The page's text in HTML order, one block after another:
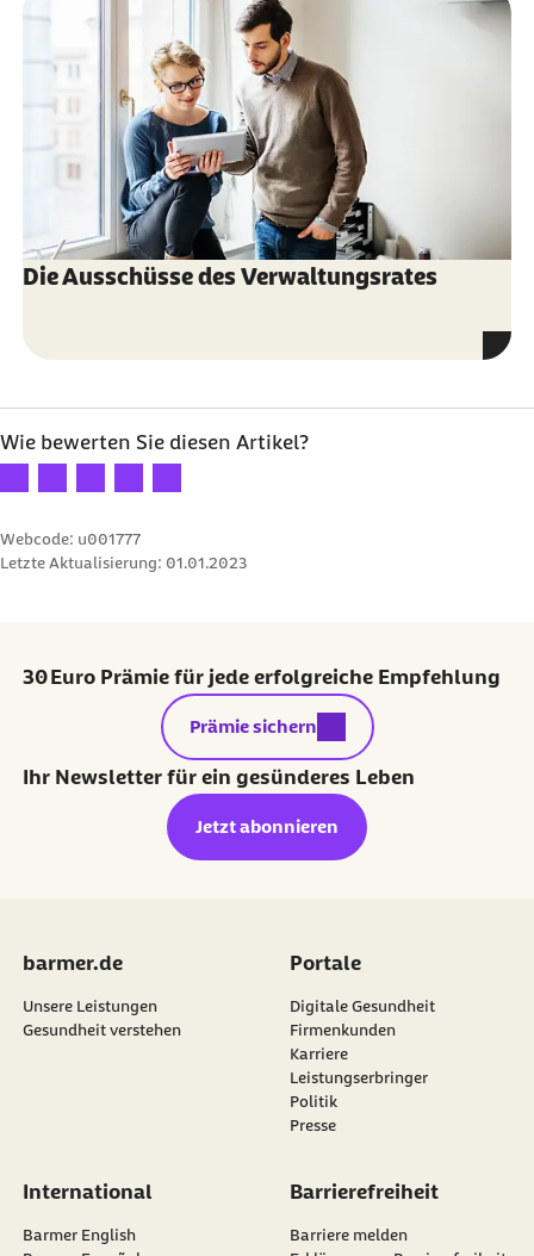
Die Ausschüsse des Verwaltungsrates
Wie bewerten Sie diesen Artikel?
Ihre Bewertung: 1 Stern
Ihre Bewertung: 2 Sterne
Ihre Bewertung: 3 Sterne
Ihre Bewertung: 4 Sterne
Ihre Bewertung: 5 Sterne
Webcode: u001777
Letzte Aktualisierung: 01.01.2023
30 Euro Prämie für jede erfolgreiche Empfehlung
externer Link:
Prämie sichern
Ihr Newsletter für ein gesünderes Leben
Jetzt abonnieren
barmer.de
Unsere Leistungen
Gesundheit verstehen
Portale
Digitale Gesundheit
Firmenkunden
Karriere
Leistungserbringer
Politik
Presse
International
Barmer English
Barrierefreiheit
Barriere melden